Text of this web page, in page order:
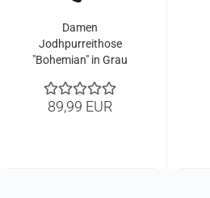
Damen
Jodhpurreithose
"Bohemian" in Grau
89,99 EUR